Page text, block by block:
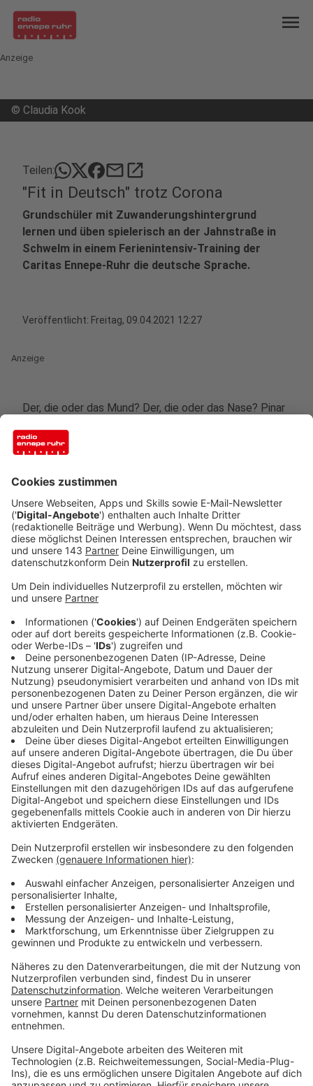
menu
Anzeige
© Claudia Kook
Teilen: mailopen_in_new
"Fit in Deutsch" trotz Corona
Grundschüler mit Zuwanderungshintergrund
lernen und üben spielerisch an der Jahnstraße in
Schwelm in einem Ferienintensiv-Training der
Caritas Ennepe-Ruhr die deutsche Sprache.
Veröffentlicht: Freitag, 09.04.2021 12:27
Anzeige
Der, die oder das Mund? Der, die oder das Nase? Pinar
nach den passenden Artikeln zu Mund, Nase, Augen,
Ohren und vielem mehr. Max, Xristian, Candy, Rndekhan
und ihre Mitschüler aus verschiedenen ersten bis
Jahnstraße in Schwelm zeigen fleißig auf. Heute haben
die Sprachlernbegleiterinnen Pinar Gökgül (26) und
Sinem Güven (24) für die insge-samt 15 Kinder
spielerische Fragen zu Artikeln mitgebracht.
Anzeige
In den vergangenen Tagen haben sie zum Beispiel
Verben konjugiert oder den richtigen Satzbau geübt.
Auch Wortschatzspiele zum Thema Tiere oder
Einkaufen gehören zum zweiwöchigen Osterferien-
Programm „Fit in Deutsch“, das die Caritas Ennepe-
Ruhr zum ersten Mal für neu zugewanderte
Grundschüler in Schwelm anbietet. „Wir haben uns
beispielsweise damit beschäftigt, wie man etwas im
Geschäft bestellt oder sich an der Kasse
verabschiedet. Nachdem wir den Satzbau an Sätzen
wie ,Ich möchte eine Kugel Schokoeis haben‘ geübt
haben, sind wir dann Eis essen gegangen und jedes der
Kinder hat ein Eis bestellt. Wir integrieren damit das
Lernen in den Alltag und die Kinder werden
selbstständig“, berichtet Pinar Gökgül, die Geschichte
und Deutsch für den Masterabschluss Lehramt
studiert. Sprachkompetenz ist ein wichtiger Aspekt
der Integration.
Von dem neuen Caritas-Kinderkurs haben sie und
Sinem Güven, die an einer Ge-samtschule in Witten als
Freunden gehört. „Ich hatte vorher schon mit Caritas-
Projekten zu tun und habe schon viel mit Flüchtlingen